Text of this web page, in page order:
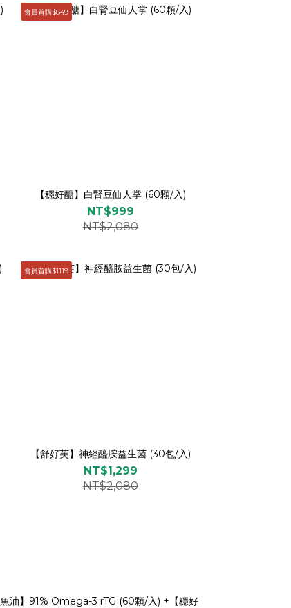
會員首購$849
【穩好醣】白腎豆仙人掌 (60顆/入)
NT$999
NT$2,080
會員首購$1119
【舒好芙】神經醯胺益生菌 (30包/入)
NT$1,299
NT$2,080